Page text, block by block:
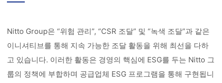
Nitto Group은 “위험 관리”, “CSR 조달” 및 “녹색 조달”과 같은
이니셔티브를 통해 지속 가능한 조달 활동을 위해 최선을 다하
고 있습니다. 이러한 활동은 경영의 핵심에 ESG를 두는 Nitto 그
룹의 정책에 부합하며 공급업체 ESG 프로그램을 통해 구현됩니